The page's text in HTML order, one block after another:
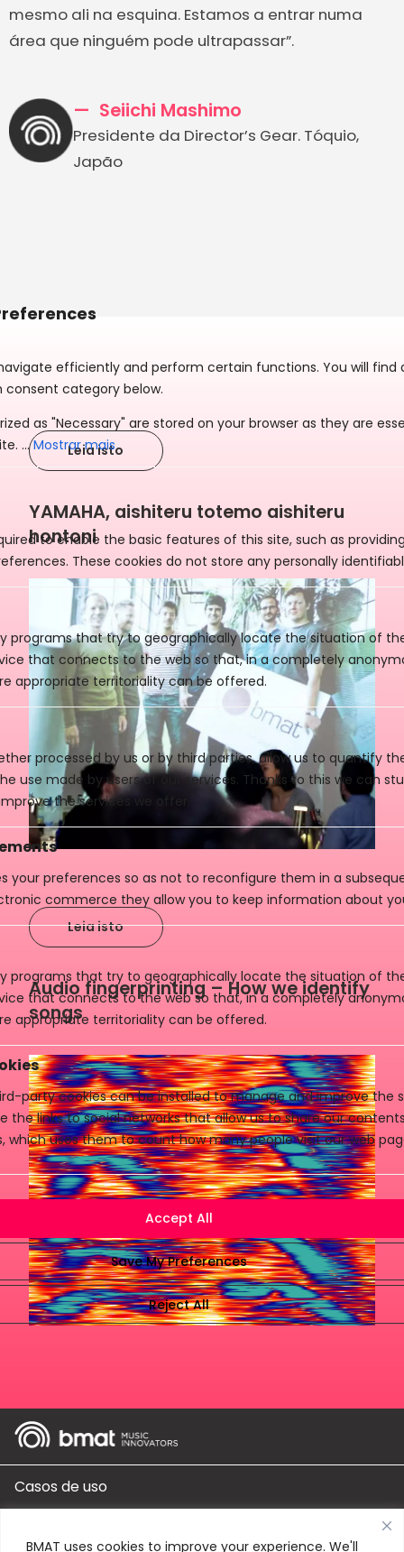
BMAT uses cookies to improve your experience. We'll
Mostrar mais
to enable the basic features of this site, such as
These cookies do not store any personally
programs that try to geographically locate the situation of
that connects to the web so that, in a completely
appropriate territoriality can be offered.
processed by us or by third parties, allow us to quantify
use made by users of our services. Thanks to this we can
the services we offer.
your preferences so as not to reconfigure them in a
commerce they allow you to keep information about
programs that try to geographically locate the situation of
that connects to the web so that, in a completely
appropriate territoriality can be offered.
party cookies can be installed to manage and improve the
the links to social networks that allow us to share our
which uses them to count how many people visit our web
mesmo ali na esquina. Estamos a entrar numa
área que ninguém pode ultrapassar”.
Seiichi Mashimo
Presidente da Director’s Gear. Tóquio,
Japão
Leia isto
YAMAHA, aishiteru totemo aishiteru
hontoni
Leia isto
Audio fingerprinting – How we identify
songs
Casos de uso